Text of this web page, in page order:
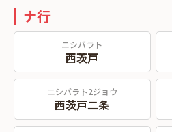
ナ行
ニシバラト
西茨戸
ニシバラト2ジョウ
西茨戸二条